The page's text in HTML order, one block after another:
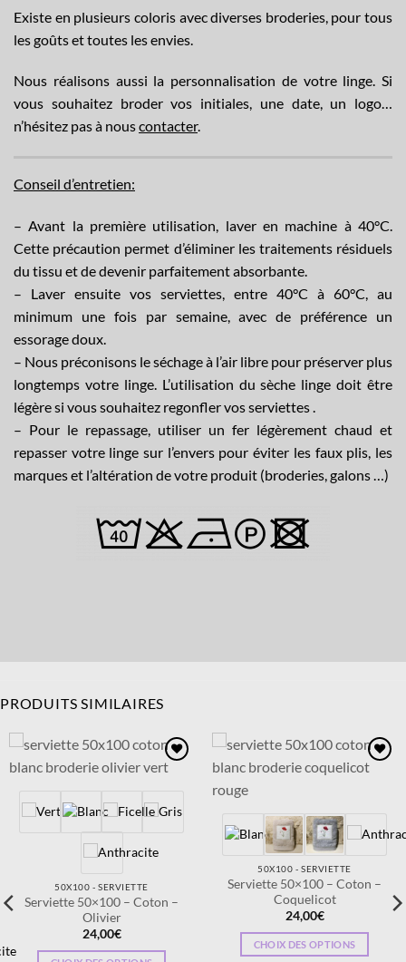
Existe en plusieurs coloris avec diverses broderies, pour tous
les goûts et toutes les envies.
Nous réalisons aussi la personnalisation de votre linge. Si
vous souhaitez broder vos initiales, une date, un logo…
n’hésitez pas à nouscontacter.
Conseil d’entretien:
– Avant la première utilisation, laver en machine à 40°C.
Cette précaution permet d’éliminer les traitements résiduels
du tissu et de devenir parfaitement absorbante.
– Laver ensuite vos serviettes, entre 40°C à 60°C, au
minimum une fois par semaine, avec de préférence un
essorage doux.
– Nous préconisons le séchage à l’air libre pour préserver plus
longtemps votre linge. L’utilisation du sèche linge doit être
légère si vous souhaitez regonfler vos serviettes .
– Pour le repassage, utiliser un fer légèrement chaud et
repasser votre linge sur l’envers pour éviter les faux plis, les
marques et l’altération de votre produit (broderies, galons …)
PRODUITS SIMILAIRES
Ajouter
50X100 - SERVIETTE
Serviette 50×100 – Coton –
Olivier
24,00€
Ajouter
50X100 - SERVIETTE
Serviette 50×100 – Coton –
Coquelicot
24,00€
CHOIX DES OPTIONS